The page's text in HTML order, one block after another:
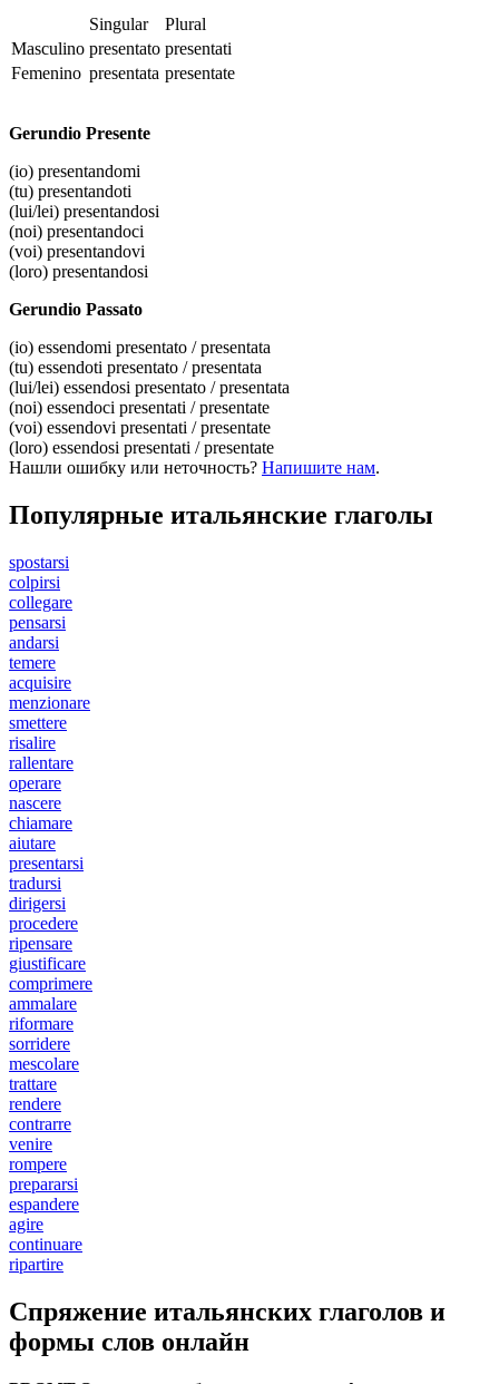
Singular
Plural
Masculino presentato presentati
Femenino presentata presentate
Gerundio Presente
(io) presentandomi
(tu) presentandoti
(lui/lei) presentandosi
(noi) presentandoci
(voi) presentandovi
(loro) presentandosi
Gerundio Passato
(io) essendomi presentato / presentata
(tu) essendoti presentato / presentata
(lui/lei) essendosi presentato / presentata
(noi) essendoci presentati / presentate
(voi) essendovi presentati / presentate
(loro) essendosi presentati / presentate
Нашли ошибку или неточность? Напишите нам.
Популярные итальянские глаголы
spostarsi
colpirsi
collegare
pensarsi
andarsi
temere
acquisire
menzionare
smettere
risalire
rallentare
operare
nascere
chiamare
aiutare
presentarsi
tradursi
dirigersi
procedere
ripensare
giustificare
comprimere
ammalare
riformare
sorridere
mescolare
trattare
rendere
contrarre
venire
rompere
prepararsi
espandere
agire
continuare
ripartire
Спряжение итальянских глаголов и
формы слов онлайн